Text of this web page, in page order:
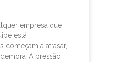
empresa que
está
começam a atrasar,
A pressão